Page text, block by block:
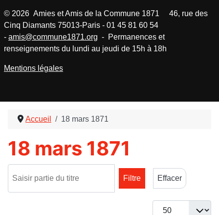
Accueil 18 mars 1871
18 mars 1871
Filtre
Effacer
Afficher #
© 2026 Amies et Amis de la Commune 1871 46, rue des
Cinq Diamants 75013-Paris - 01 45 81 60 54
- amis@commune1871.org - Permanences et
renseignements du lundi au jeudi de 15h à 18h
Mentions légales